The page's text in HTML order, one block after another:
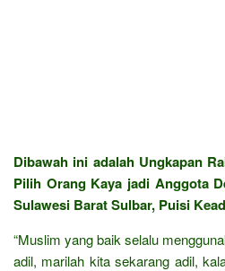
Dibawah ini adalah Ungkapan
Pilih Orang Kaya jadi Anggota
Sulawesi Barat Sulbar, Puisi
“Muslim yang baik selalu
adil, marilah kita sekarang adil,